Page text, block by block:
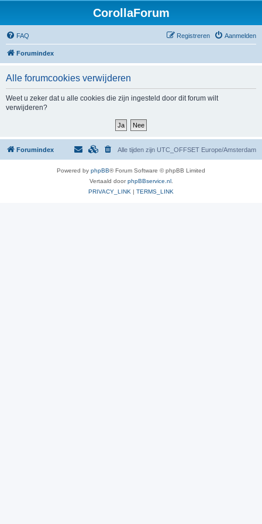
CorollaForum
FAQ Aanmelden
Registreren
Forumindex
Alle forumcookies verwijderen
Weet u zeker dat u alle cookies die zijn ingesteld door dit forum wilt
verwijderen?
Forumindex Alle tijden zijn UTC_OFFSET Europe/Amsterdam
Powered by phpBB® Forum Software © phpBB Limited
Vertaald doorphpBBservice.nl.
PRIVACY_LINK | TERMS_LINK